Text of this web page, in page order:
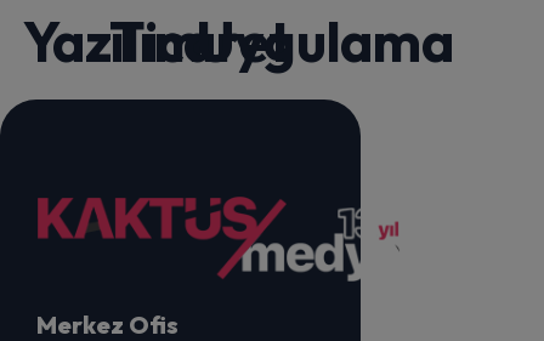
Yazılım
Ticaret
Uygulama
Merkez Ofis